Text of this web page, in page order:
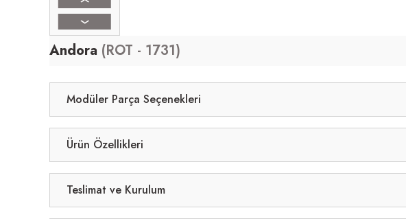
Andora (ROT - 1731)
Modüler Parça Seçenekleri
Ürün Özellikleri
Teslimat ve Kurulum